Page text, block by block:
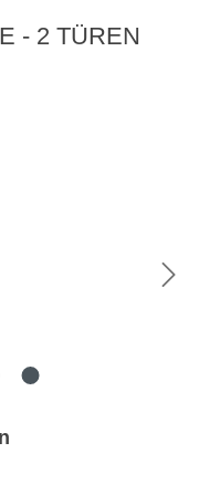
- 2 TÜREN